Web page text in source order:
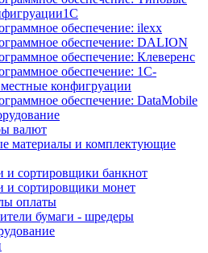
обеспечение: ilexx
обеспечение: DALION
обеспечение: Клеверенс
обеспечение: 1С-
конфигруации
обеспечение: DataMobile
валют
материалы и комплектующие
и сортировщики банкнот
и сортировщики монет
оплаты
бумаги - шредеры